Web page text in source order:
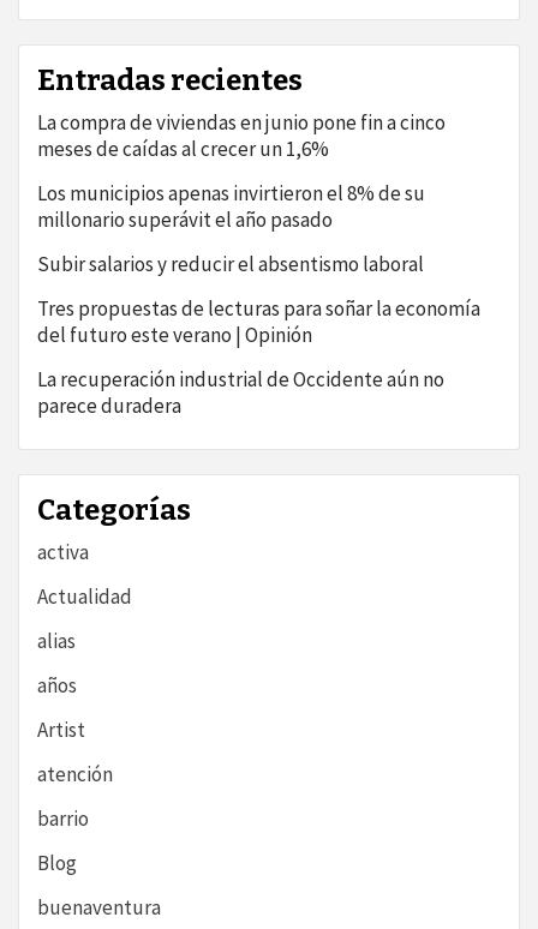
Entradas recientes
La compra de viviendas en junio pone fin a cinco
meses de caídas al crecer un 1,6%
Los municipios apenas invirtieron el 8% de su
millonario superávit el año pasado
Subir salarios y reducir el absentismo laboral
Tres propuestas de lecturas para soñar la economía
del futuro este verano | Opinión
La recuperación industrial de Occidente aún no
parece duradera
Categorías
activa
Actualidad
alias
años
Artist
atención
barrio
Blog
buenaventura